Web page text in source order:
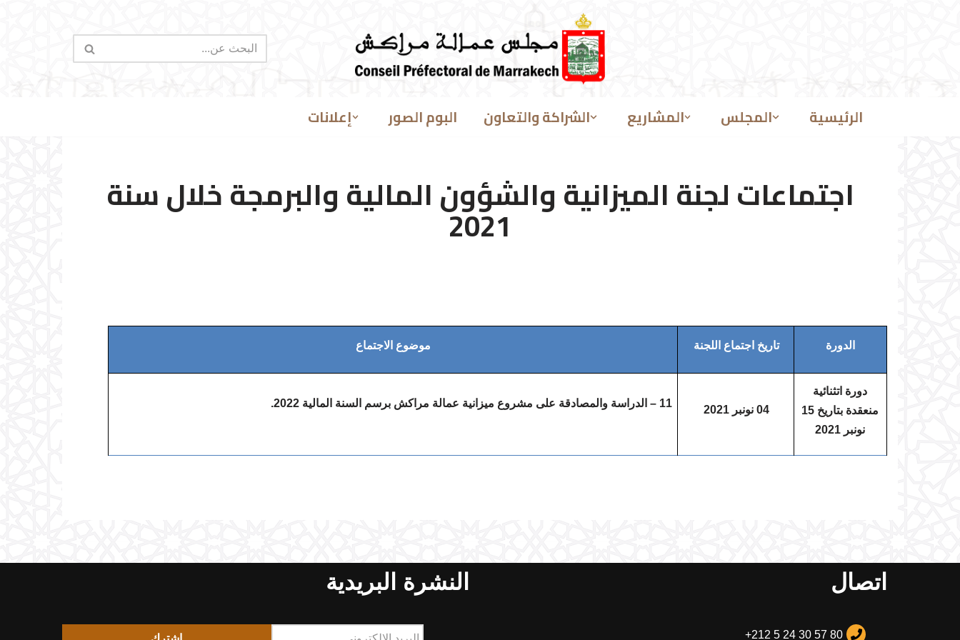
الرئيسية المجلس المشاريع الشراكة والتعاون البوم الصور إعلانات
اجتماعات لجنة الميزانية والشؤون المالية والبرمجة خلال سنة
2021
الدورة تاريخ اجتماع اللجنة موضوع الاجتماع
دورة اتثنائية
منعقدة بتا
ريخ 15
نونبر 2021
04 نونبر 2021
11 – الدراسة والمصادقة على مشروع ميزانية عمالة مراكش برسم السنة المالية 2022.
اتصال
+212 5 24 30 57 80
النشرة البريدية